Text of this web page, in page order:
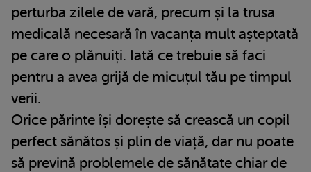
perturba zilele de vară, precum și la trusa
medicală necesară în vacanța mult așteptată
pe care o plănuiți. Iată ce trebuie să faci
pentru a avea grijă de micuțul tău pe timpul
verii.
Orice părinte își dorește să crească un copil
perfect sănătos și plin de viață, dar nu poate
să prevină problemele de sănătate chiar de